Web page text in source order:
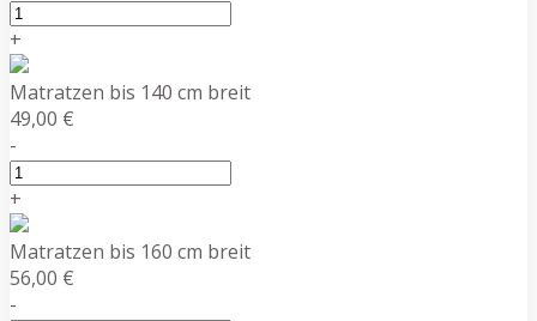
+
Matratzen bis 140 cm breit
49,00 €
-
+
Matratzen bis 160 cm breit
56,00 €
-